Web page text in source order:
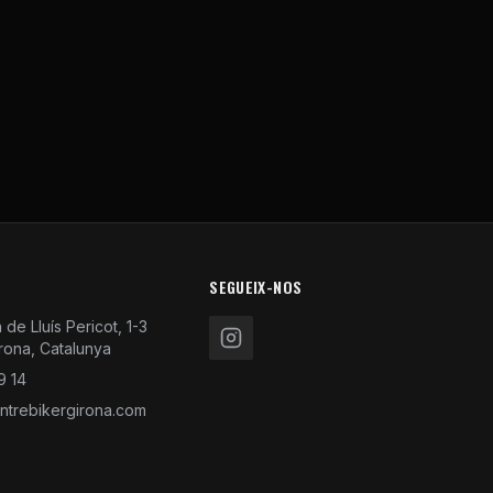
de Lluís Pericot, 1-3
Catalunya
14
SEGUEIX-NOS